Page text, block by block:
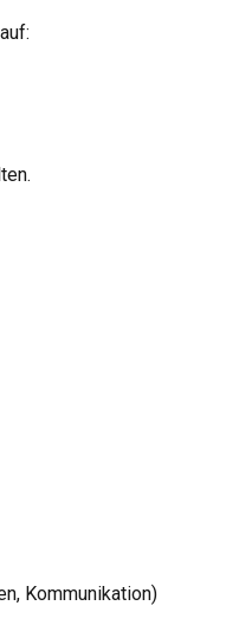
Kommunikation)